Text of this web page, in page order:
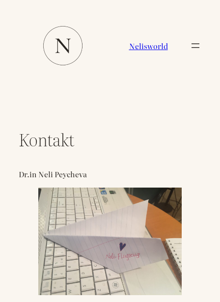
Nelisworld
Kontakt
Dr.in Neli Peycheva